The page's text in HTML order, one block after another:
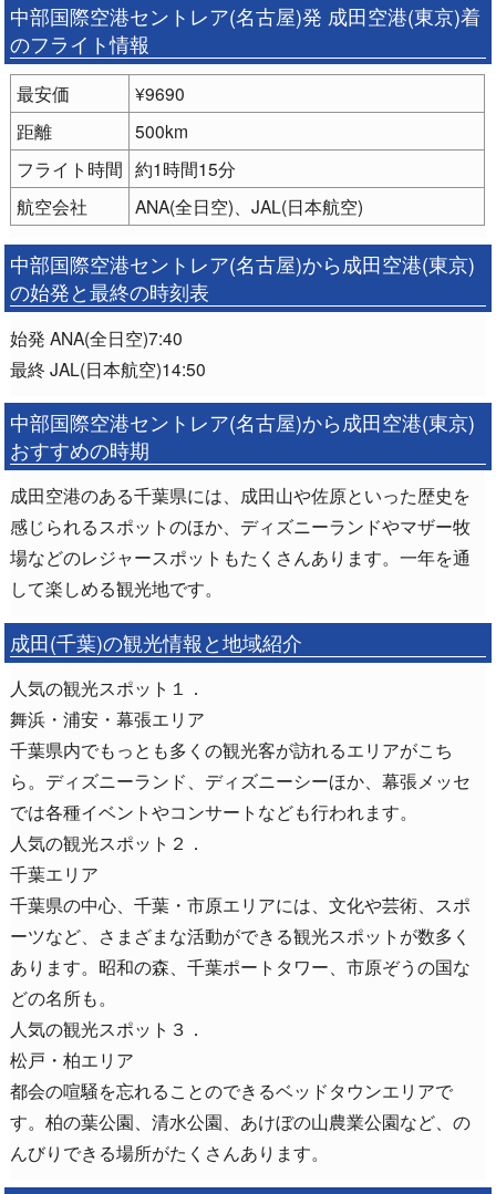
中部国際空港セントレア(名古屋)発 成田空港(東京)着
のフライト情報
最安価
¥9690
距離
500km
フライト時間 約1時間15分
航空会社
ANA(全日空)、JAL(日本航空)
中部国際空港セントレア(名古屋)から成田空港(東京)
の始発と最終の時刻表
始発 ANA(全日空)7:40
最終 JAL(日本航空)14:50
中部国際空港セントレア(名古屋)から成田空港(東京)
おすすめの時期
成田空港のある千葉県には、成田山や佐原といった歴史を
感じられるスポットのほか、ディズニーランドやマザー牧
場などのレジャースポットもたくさんあります。一年を通
して楽しめる観光地です。
成田(千葉)の観光情報と地域紹介
人気の観光スポット１．
舞浜・浦安・幕張エリア
千葉県内でもっとも多くの観光客が訪れるエリアがこち
ら。ディズニーランド、ディズニーシーほか、幕張メッセ
では各種イベントやコンサートなども行われます。
人気の観光スポット２．
千葉エリア
千葉県の中心、千葉・市原エリアには、文化や芸術、スポ
ーツなど、さまざまな活動ができる観光スポットが数多く
あります。昭和の森、千葉ポートタワー、市原ぞうの国な
どの名所も。
人気の観光スポット３．
松戸・柏エリア
都会の喧騒を忘れることのできるベッドタウンエリアで
す。柏の葉公園、清水公園、あけぼの山農業公園など、の
んびりできる場所がたくさんあります。